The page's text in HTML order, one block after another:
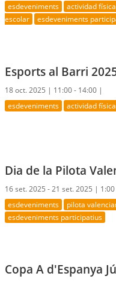
esdeveniments actividad física
escolar
esdeveniments
Esports al Barri
18 oct. 2025 | 11:00 - 14:00 |
esdeveniments actividad física
Dia de la Pilota
16 set. 2025 - 21 set. 2025 |
esdeveniments pilota
esdeveniments participatius
Copa A d'Espanya